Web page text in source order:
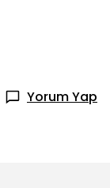
Yorum Yap